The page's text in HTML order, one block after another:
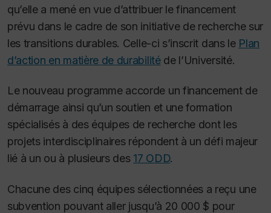
qu’elle a mené en vue d’attribuer le financement
prévu dans le cadre de son initiative de recherche sur
les transitions durables. Celle-ci s’inscrit dans le Plan
d’action en matière de durabilitéde l’Université.
Le nouveau programme accorde un financement de
démarrage ainsi qu’un soutien et une formation
spécialisés à des équipes de recherche dont les
projets interdisciplinaires répondent à un défi majeur
lié à un ou à plusieurs des 17 ODD.
Chacune des cinq équipes sélectionnées a reçu une
subvention pouvant aller jusqu’à 20 000 $ pour